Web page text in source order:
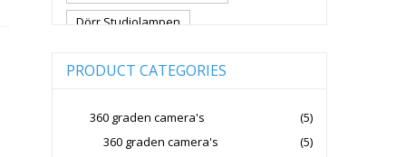
Dörr Studiolampen
Fujifilm Digitale Camera's CSC
Fujifilm Lenzen Voor CSC Camera's
PRODUCT CATEGORIES
360 graden camera's
(5)
360 graden camera's
(5)